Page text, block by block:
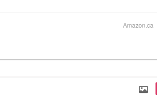
Amazon.ca